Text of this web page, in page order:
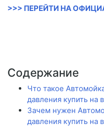
>>> ПЕРЕЙТИ НА
Содержание
Что такое
давления купить на
Зачем нужен
давления купить на